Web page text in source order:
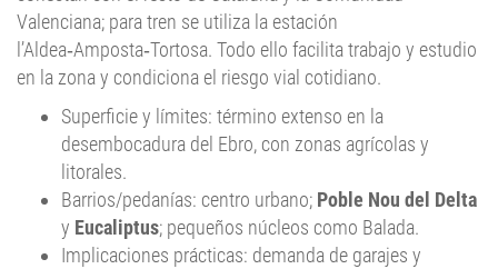
Valenciana; para tren se utiliza la estación
l’Aldea‑Amposta‑Tortosa. Todo ello facilita trabajo y estudio
en la zona y condiciona el riesgo vial cotidiano.
Superficie y límites: término extenso en la
desembocadura del Ebro, con zonas agrícolas y
litorales.
Barrios/pedanías: centro urbano; Poble Nou del Delta
y Eucaliptus; pequeños núcleos como Balada.
Implicaciones prácticas: demanda de garajes y